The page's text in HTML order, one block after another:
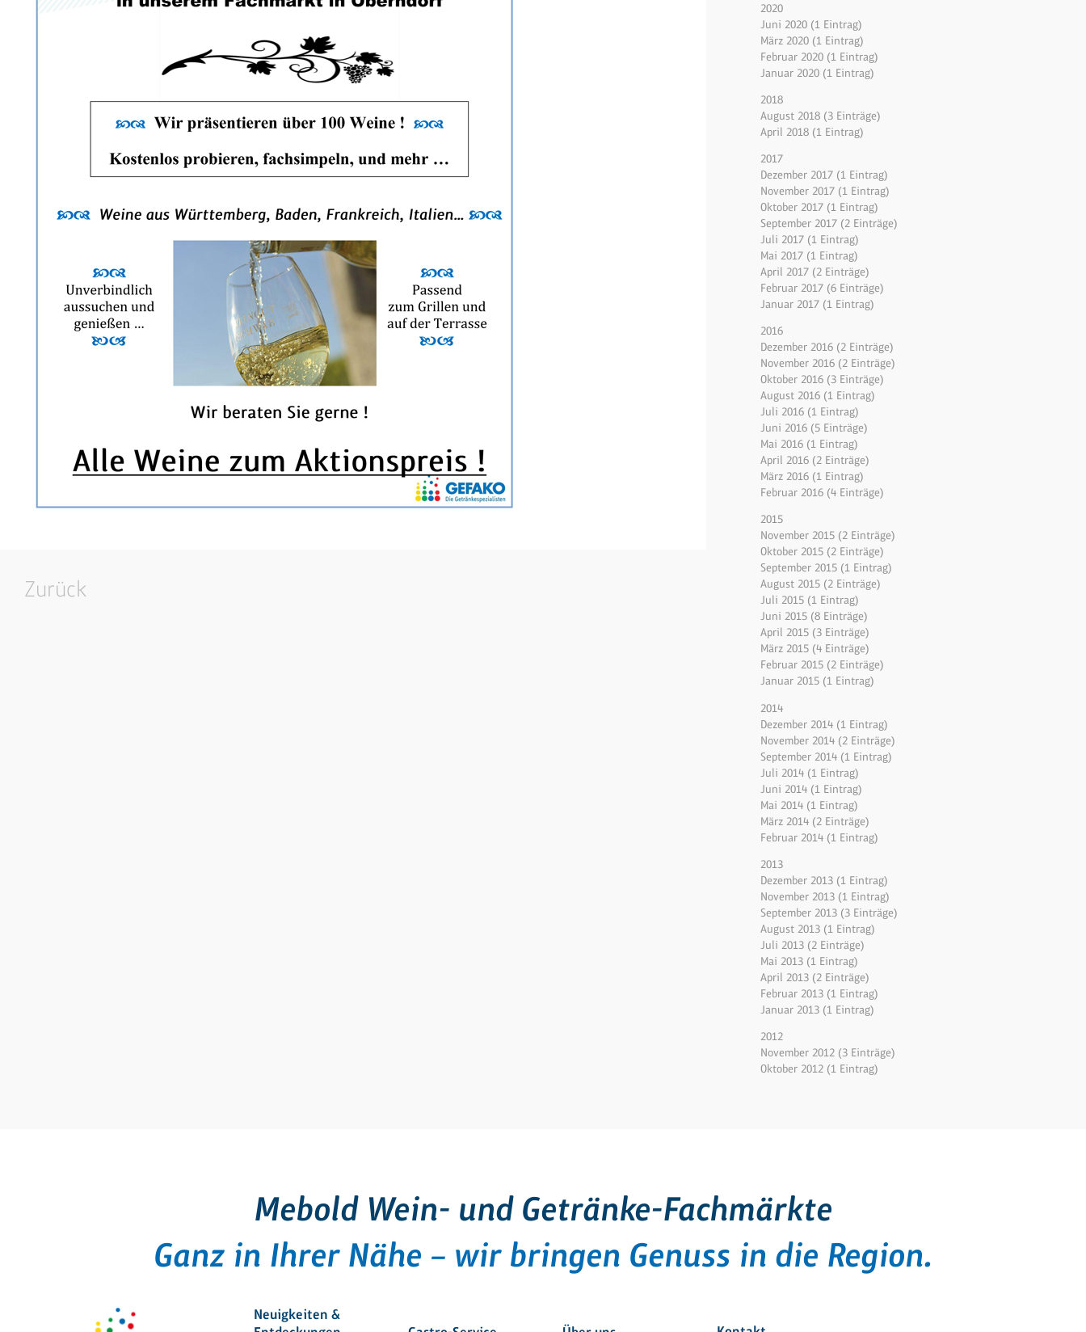
Zurück
2020
Juni 2020 (1 Eintrag)
März 2020 (1 Eintrag)
Februar 2020 (1 Eintrag)
Januar 2020 (1 Eintrag)
2018
August 2018 (3 Einträge)
April 2018 (1 Eintrag)
2017
Dezember 2017 (1 Eintrag)
November 2017 (1 Eintrag)
Oktober 2017 (1 Eintrag)
September 2017 (2 Einträge)
Juli 2017 (1 Eintrag)
Mai 2017 (1 Eintrag)
April 2017 (2 Einträge)
Februar 2017 (6 Einträge)
Januar 2017 (1 Eintrag)
2016
Dezember 2016 (2 Einträge)
November 2016 (2 Einträge)
Oktober 2016 (3 Einträge)
August 2016 (1 Eintrag)
Juli 2016 (1 Eintrag)
Juni 2016 (5 Einträge)
Mai 2016 (1 Eintrag)
April 2016 (2 Einträge)
März 2016 (1 Eintrag)
Februar 2016 (4 Einträge)
2015
November 2015 (2 Einträge)
Oktober 2015 (2 Einträge)
September 2015 (1 Eintrag)
August 2015 (2 Einträge)
Juli 2015 (1 Eintrag)
Juni 2015 (8 Einträge)
April 2015 (3 Einträge)
März 2015 (4 Einträge)
Februar 2015 (2 Einträge)
Januar 2015 (1 Eintrag)
2014
Dezember 2014 (1 Eintrag)
November 2014 (2 Einträge)
September 2014 (1 Eintrag)
Juli 2014 (1 Eintrag)
Juni 2014 (1 Eintrag)
Mai 2014 (1 Eintrag)
März 2014 (2 Einträge)
Februar 2014 (1 Eintrag)
2013
Dezember 2013 (1 Eintrag)
November 2013 (1 Eintrag)
September 2013 (3 Einträge)
August 2013 (1 Eintrag)
Juli 2013 (2 Einträge)
Mai 2013 (1 Eintrag)
April 2013 (2 Einträge)
Februar 2013 (1 Eintrag)
Januar 2013 (1 Eintrag)
2012
November 2012 (3 Einträge)
Oktober 2012 (1 Eintrag)
Mebold Wein- und Getränke-Fachmärkte
Ganz in Ihrer Nähe – wir bringen Genuss in die Region.
Neuigkeiten &